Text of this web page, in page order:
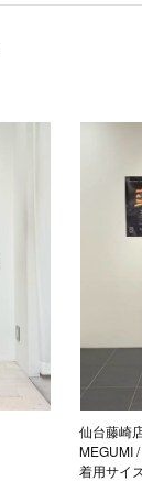
仙台藤崎
MEGUMI
着用サイ